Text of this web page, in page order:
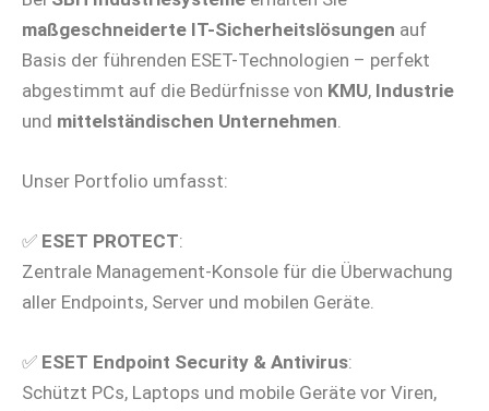
maßgeschneiderte IT-Sicherheitslösungen auf
Basis der führenden ESET-Technologien – perfekt
abgestimmt auf die Bedürfnisse von KMU, Industrie
und mittelständischen Unternehmen
Unser Portfolio umfasst:
✅ ESET PROTECT:
Zentrale Management-Konsole für die Überwachung
aller Endpoints, Server und mobilen Geräte.
✅ ESET Endpoint Security & Antivirus:
Schützt PCs, Laptops und mobile Geräte vor Viren,